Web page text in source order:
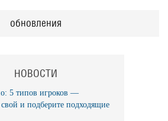
обновления
НОВОСТИ
5 типов игроков —
свой и подберите подходящие